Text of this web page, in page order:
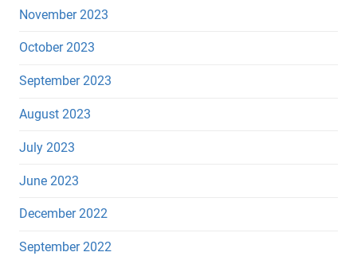
November 2023
October 2023
September 2023
August 2023
July 2023
June 2023
December 2022
September 2022